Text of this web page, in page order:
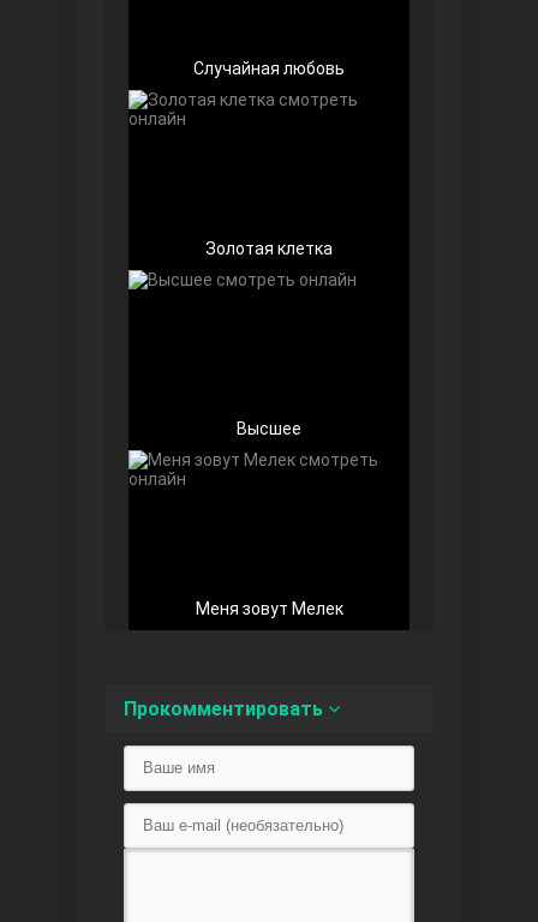
Далекий город
Игра судьбы
Случайная любовь
Золотая клетка
Высшее
Меня зовут Мелек
Прокомментировать